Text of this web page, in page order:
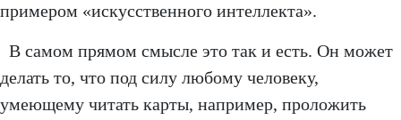
примером «искусственного интеллекта».
В самом прямом смысле это так и есть. Он может
делать то, что под силу любому человеку,
умеющему читать карты, например, проложить